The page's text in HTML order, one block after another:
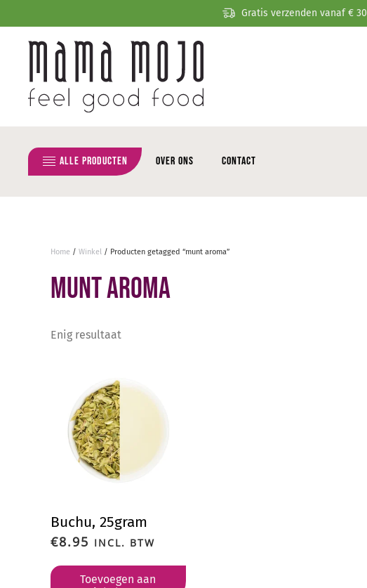
Gratis verzenden vanaf € 30
Alle producten Over ons Contact
Home / Winkel / Producten getagged “munt aroma”
munt aroma
Enig resultaat
Buchu, 25gram
€8.95 INCL. BTW
Toevoegen aan